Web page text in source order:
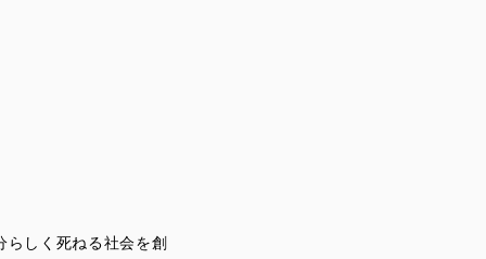
らしく死ねる社会を創